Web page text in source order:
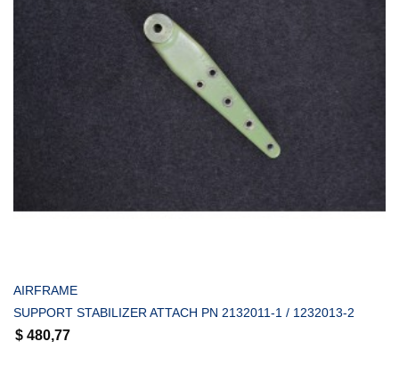
AIRFRAME
SUPPORT STABILIZER ATTACH PN 2132011-1 / 1232013-2
$ 480,77